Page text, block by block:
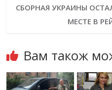
СБОРНАЯ УКРАИНЫ
МЕСТЕ В
Вам також